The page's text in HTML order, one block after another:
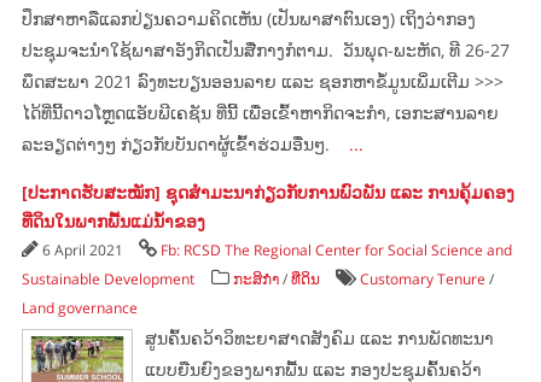
ປຶກສາຫາລືແລກປ່ຽນຄວາມຄິດເຫັນ (ເປັນພາສາຕົນເອງ) ເຖິງວ່າກອງ
ປະຊຸມຈະນຳໃຊ້ພາສາອັງກິດເປັນສື່ກາງກໍຕາມ. ວັນພຸດ-ພະຫັດ, ທີ 26-27
ພຶດສະພາ 2021 ລົງທະບຽນອອນລາຍ ແລະ ຊອກຫາຂໍ້ມູນເພິ່ມເຕີມ >>>
ໄດ້ທີ່ນີ້ດາວໂຫຼດແອັບພີເຄຊັນ ທີ່ນີ້ ເພື່ອເຂົ້າຫາກິດຈະກຳ, ເອກະສານລາຍ
ລະອຽດຕ່າງໆ ກ່ຽວກັບບັນດາຜູ້ເຂົ້າຮ່ວມອື່ນໆ. ...
[ປະກາດຮັບສະໝັກ] ຊຸດສຳມະນາກ່ຽວກັບການພົວພັນ ແລະ ການຄຸ້ມຄອງ
ທີ່ດິນໃນພາກພື້ນແມ່ນ້ຳຂອງ
6 April 2021
Fb: RCSD The Regional Center for Social Science and
Sustainable Development
ກະສິກຳ/ທີ່ດິນ Customary Tenure /
Land governance
ສູນຄົ້ນຄວ້າວິທະຍາສາດສັງຄົມ ແລະ ການພັດທະນາ
ແບບຍືນຍົງຂອງພາກພື້ນ ແລະ ກອງປະຊຸມຄົ້ນຄວ້າ